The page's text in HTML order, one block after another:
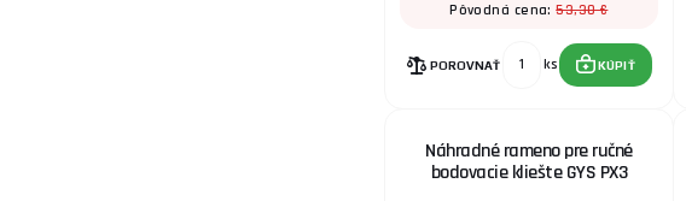
Pôvodná cena:53,30 €
POROVNAŤ ks KÚPIŤ
Náhradné rameno pre ručné
bodovacie kliešte GYS PX3